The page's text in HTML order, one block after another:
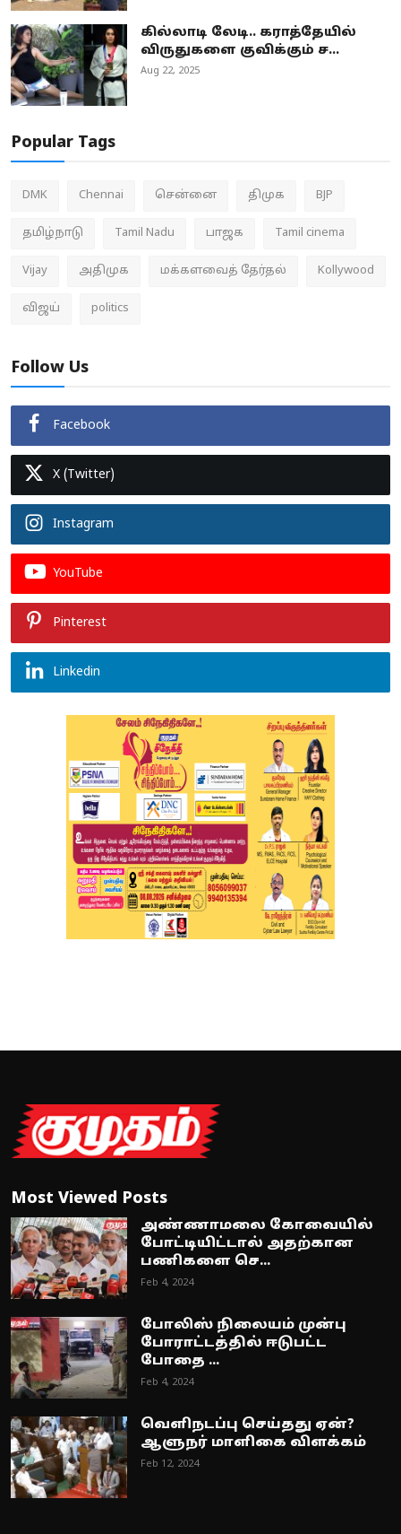
கில்லாடி லேடி.. கராத்தேயில்
விருதுகளை குவிக்கும் ச...
Aug 22, 2025
Popular Tags
DMK Chennai சென்னை திமுக BJP
தமிழ்நாடு Tamil Nadu பாஜக Tamil cinema
Vijay அதிமுக மக்களவைத் தேர்தல் Kollywood
விஜய் politics
Follow Us
Facebook
X (Twitter)
Instagram
YouTube
Pinterest
Linkedin
Most Viewed Posts
அண்ணாமலை கோவையில்
போட்டியிட்டால் அதற்கான
பணிகளை செ...
Feb 4, 2024
போலிஸ் நிலையம் முன்பு
போராட்டத்தில் ஈடுபட்ட
போதை ...
Feb 4, 2024
வெளிநடப்பு செய்தது ஏன்?
ஆளுநர் மாளிகை விளக்கம்
Feb 12, 2024